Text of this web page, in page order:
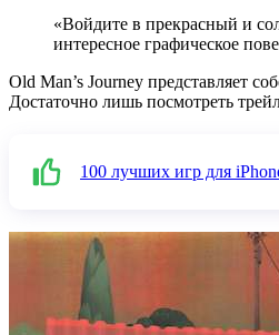
«Войдите в прекрасный и
интересное графическое
Old Man’s Journey представляет
Достаточно лишь посмотреть
100 лучших игр для